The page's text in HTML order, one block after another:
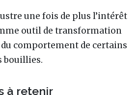
une fois de plus l’intérêt
outil de transformation
comportement de certains
bouillies.
à retenir